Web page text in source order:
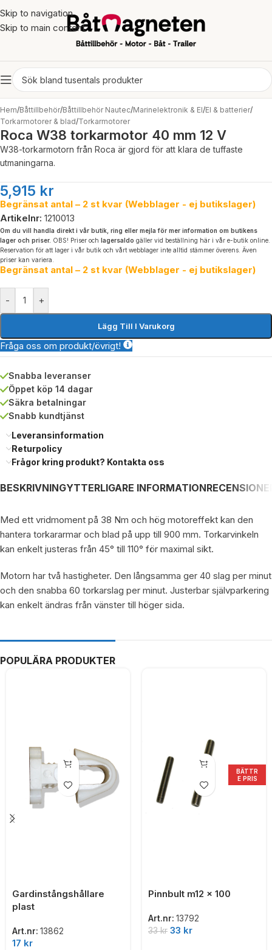
Skip to navigation
Skip to main content
Click to enlarge
Hem/Båttillbehör/Båttillbehör Nautec/Marinelektronik & El/El & batterier/
Torkarmotorer & blad/Torkarmotorer
Roca W38 torkarmotor 40 mm 12 V
W38-torkarmotorn från Roca är gjord för att klara de tuffaste
utmaningarna.
5,915 kr
Begränsat antal – 2 st kvar (Webblager - ej butikslager)
Artikelnr: 1210013
Om du vill handla direkt i vår butik, ring eller mejla för mer information om butikens
lager och priser. OBS! Priser och lagersaldo gäller vid beställning här i vår e-butik online.
Reservation för att lager i vår butik och vårt webblager inte alltid stämmer överens. Även
priser kan variera.
Begränsat antal – 2 st kvar (Webblager - ej butikslager)
- +
Lägg Till I Varukorg
Fråga oss om produkt/övrigt!
Snabba leveranser
Öppet köp 14 dagar
Säkra betalningar
Snabb kundtjänst
Leveransinformation
Returpolicy
Frågor kring produkt? Kontakta oss
BESKRIVNINGYTTERLIGARE INFORMATION
Med ett vridmoment på 38 Nm och hög motoreffekt kan den
hantera torkararmar och blad på upp till 900 mm. Torkarvinkeln
kan enkelt justeras från 45° till 110° för maximal sikt.
Motorn har två hastigheter. Den långsamma ger 40 slag per minut
och den snabba 60 torkarslag per minut. Justerbar självparkering
kan enkelt ändras från vänster till höger sida.
POPULÄRA PRODUKTER
Gardinstångshållare
plast
Art.nr: 13862
17 kr
BÄTTR
E PRIS
Pinnbult m12 x 100
Art.nr: 13792
33kr 33 kr